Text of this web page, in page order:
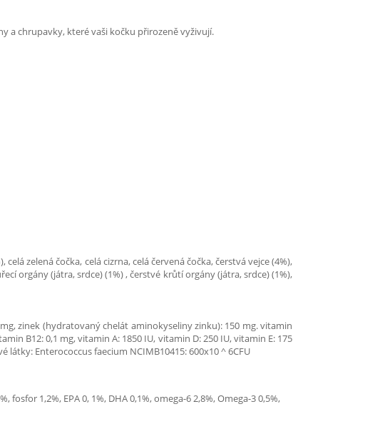
a chrupavky, které vaši kočku přirozeně vyživují.
zelená čočka, celá cizrna, celá červená čočka, čerstvá vejce (4%),
orgány (játra, srdce) (1%) , čerstvé krůtí orgány (játra, srdce) (1%),
zinek (hydratovaný chelát aminokyseliny zinku): 150 mg. vitamin
B12: 0,1 mg, vitamin A: 1850 IU, vitamin D: 250 IU, vitamin E: 175
Enterococcus faecium NCIMB10415: 600x10 ^ 6CFU
1,2%, EPA 0, 1%, DHA 0,1%, omega-6 2,8%, Omega-3 0,5%,